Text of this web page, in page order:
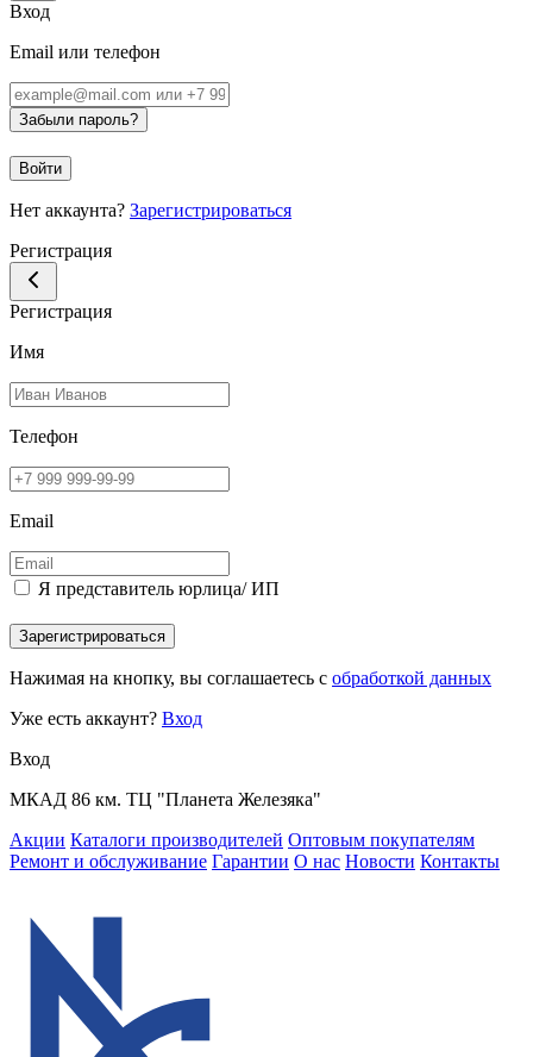
Вход
Email или телефон
Забыли пароль?
Войти
Нет аккаунта? Зарегистрироваться
Регистрация
Регистрация
Имя
Телефон
Email
Я представитель юрлица/ ИП
Зарегистрироваться
Нажимая на кнопку, вы соглашаетесь с обработкой данных
Уже есть аккаунт? Вход
Вход
МКАД 86 км. ТЦ "Планета Железяка"
Акции Каталоги производителей Оптовым покупателям
Ремонт и обслуживание Гарантии О нас Новости Контакты